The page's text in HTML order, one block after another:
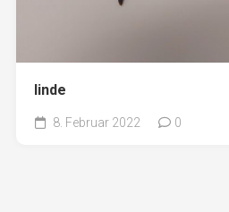
linde
8. Februar 2022 0